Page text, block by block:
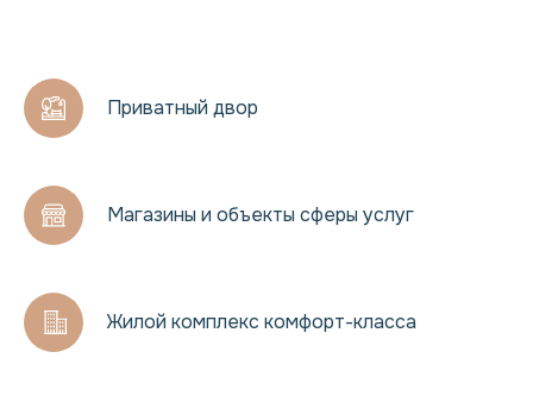
Приватный двор
Магазины и объекты сферы услуг
Жилой комплекс комфорт-класса